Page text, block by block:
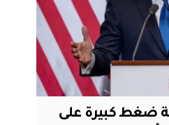
ضغط كبيرة على